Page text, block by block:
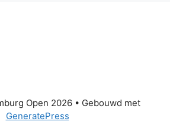
Open 2026• Gebouwd met
GeneratePress